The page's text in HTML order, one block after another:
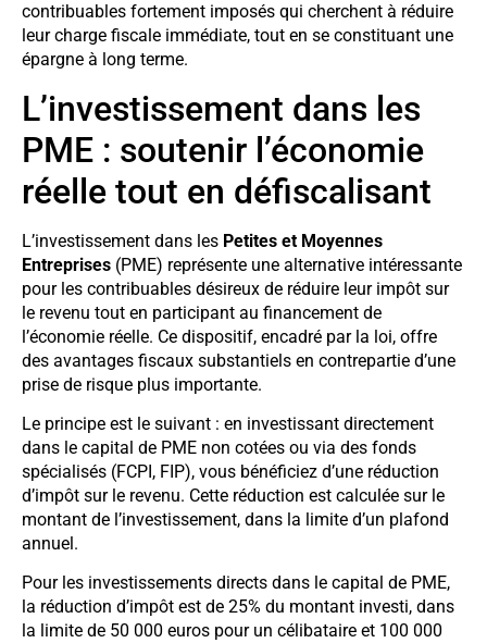
contribuables fortement imposés qui cherchent à réduire
leur charge fiscale immédiate, tout en se constituant une
épargne à long terme.
L’investissement dans les
PME : soutenir l’économie
réelle tout en défiscalisant
L’investissement dans les Petites et Moyennes
Entreprises (PME) représente une alternative intéressante
pour les contribuables désireux de réduire leur impôt sur
le revenu tout en participant au financement de
l’économie réelle. Ce dispositif, encadré par la loi, offre
des avantages fiscaux substantiels en contrepartie d’une
prise de risque plus importante.
Le principe est le suivant : en investissant directement
dans le capital de PME non cotées ou via des fonds
spécialisés (FCPI, FIP), vous bénéficiez d’une réduction
d’impôt sur le revenu. Cette réduction est calculée sur le
montant de l’investissement, dans la limite d’un plafond
annuel.
Pour les investissements directs dans le capital de PME,
la réduction d’impôt est de 25% du montant investi, dans
la limite de 50 000 euros pour un célibataire et 100 000